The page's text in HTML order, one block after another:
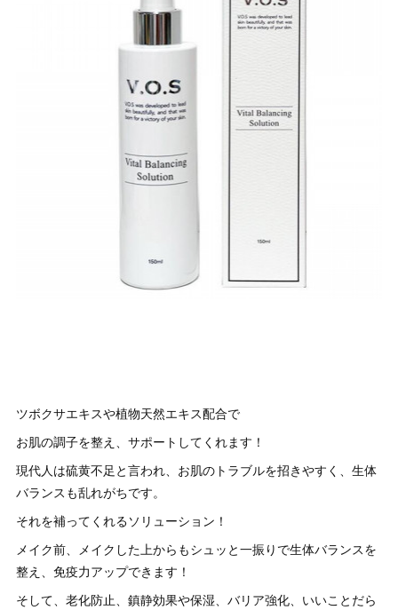
ツボクサエキスや植物天然エキス配合で
お肌の調子を整え、サポートしてくれます！
現代人は硫黄不足と言われ、お肌のトラブルを招きやすく、生体
バランスも乱れがちです。
それを補ってくれるソリューション！
メイク前、メイクした上からもシュッと一振りで生体バランスを
整え、免疫力アップできます！
そして、老化防止、鎮静効果や保湿、バリア強化、いいことだら